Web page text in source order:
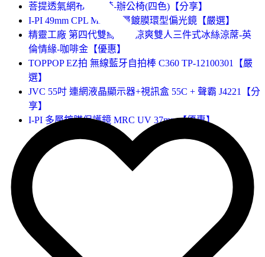
菩提透氣網布電腦椅-辦公椅(四色)【分享】
I-PI 49mm CPL MRC多層鍍膜環型偏光鏡【嚴選】
精靈工廠 第四代雙絲光超涼爽雙人三件式冰絲涼蓆-英
倫情緣-咖啡金【優惠】
TOPPOP EZ拍 無線藍牙自拍棒 C360 TP-12100301【嚴
選】
JVC 55吋 連網液晶顯示器+視訊盒 55C + 聲霸 J4221【分
享】
I-PI 多層鍍膜保護鏡 MRC UV 37mm【優惠】